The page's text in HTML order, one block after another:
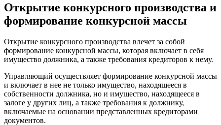
Открытие конкурсного производства и
формирование конкурсной массы
Открытие конкурсного производства влечет за собой
формирование конкурсной массы, которая включает в себя
имущество должника, а также требования кредиторов к нему.
Управляющий осуществляет формирование конкурсной массы
и включает в нее не только имущество, находящееся в
собственности должника, но и имущество, находящееся в
залоге у других лиц, а также требования к должнику,
включаемые на основании представленных кредиторами
документов.